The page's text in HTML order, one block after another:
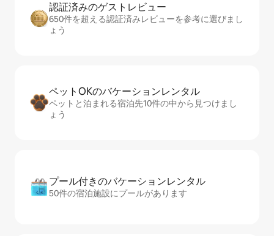
認証済みのゲ⁠ス⁠ト⁠レ⁠ビ⁠ュ⁠ー
650件を超える認証済みレビューを参考に選びまし
ょう
ペットOKのバ⁠ケ⁠ー⁠シ⁠ョ⁠ンレ⁠ン⁠タ⁠ル
ペットと泊まれる宿泊先10件の中から見つけまし
ょう
プール付きのバ⁠ケ⁠ー⁠シ⁠ョ⁠ンレ⁠ン⁠タ⁠ル
50件の宿泊施設にプールがあります